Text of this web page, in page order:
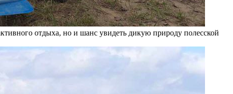
отдыха, но и шанс увидеть дикую природу полесской